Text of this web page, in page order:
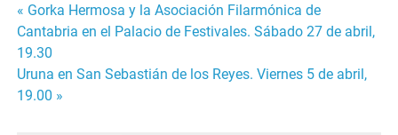
Post
navigation
« Gorka Hermosa y la Asociación Filarmónica de
Cantabria en el Palacio de Festivales. Sábado 27 de abril,
19.30
Uruna en San Sebastián de los Reyes. Viernes 5 de abril,
19.00 »